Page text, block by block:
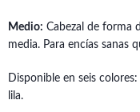
Medio: Cabezal de forma
media. Para encías sanas
Disponible en seis
lila.